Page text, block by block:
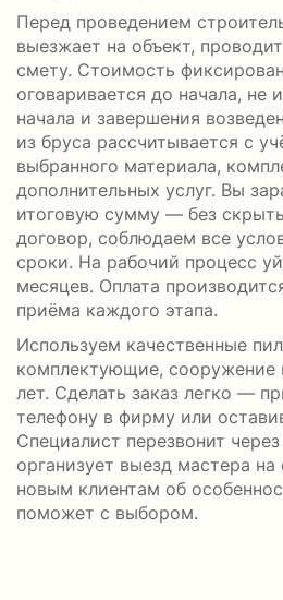
Перед проведением
выезжает на объект,
смету. Стоимость
оговаривается до начала, не
начала и завершения
из бруса рассчитывается с
выбранного материала,
дополнительных услуг. Вы
итоговую сумму — без
договор, соблюдаем все
сроки. На рабочий процесс
месяцев. Оплата
приёма каждого этапа.
Используем качественные
комплектующие, сооружение
лет. Сделать заказ легко —
телефону в фирму или
Специалист перезвонит
организует выезд мастера на
новым клиентам об
поможет с выбором.